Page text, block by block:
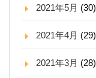
2021年5月 (30)
2021年4月 (29)
2021年3月 (28)